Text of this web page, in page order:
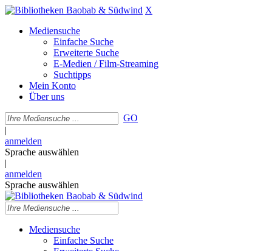
X
Mediensuche
Einfache Suche
Erweiterte Suche
E-Medien / Film-Streaming
Suchtipps
Mein Konto
Über uns
GO
|
anmelden
Sprache auswählen
|
anmelden
Sprache auswählen
Mediensuche
Einfache Suche